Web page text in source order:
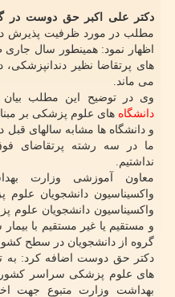
دکتر علی اکبر حق دوست در
مطلب در مورد ظرفیت پذیرش
اظهار نمود: همینطور سال
های پرتقاضا نظیر
می ماند.
وی در توضیح این مطلب
دانشگاه های علوم پزشکی بر
و دانشگاه ها مشابه سالهای قبل
ما در سه رشته پرتقاضای
نداشتیم.
معاون آموزشی وزارت
واکسیناسیون دانشجویان
واکسیناسیون دانشجویان علوم
و مستقیم یا غیر مستقیم با
گروه از دانشجویان در سطح
دکتر حق دوست اضافه کرد: به
های علوم پزشکی سراسر کشور
بهداشت وزارت متبوع جهت